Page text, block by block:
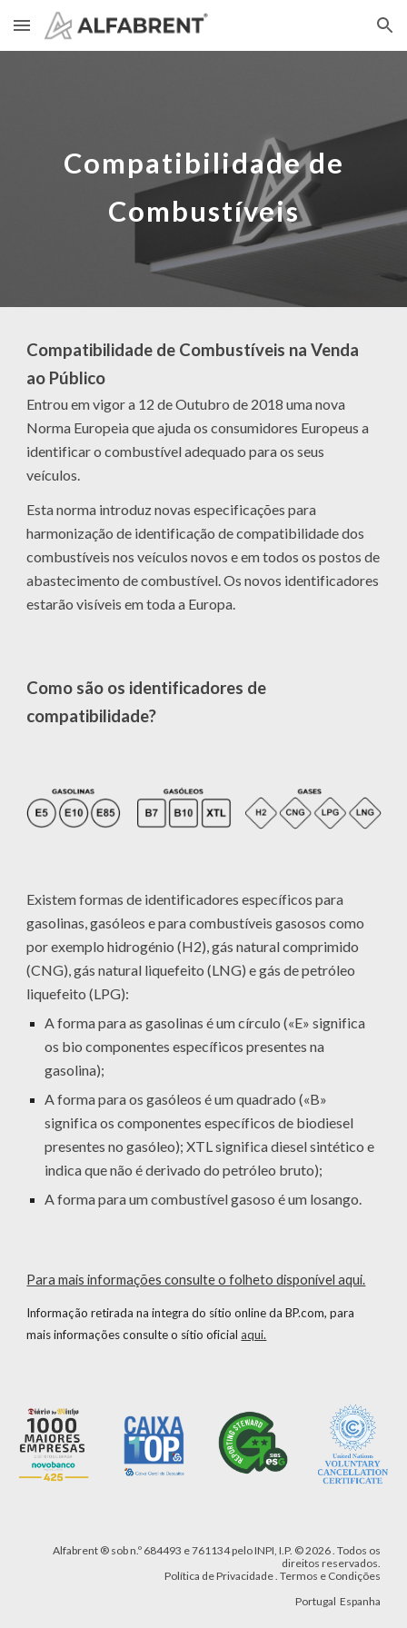
Skip to main content Skip to navigation
Compatibilidade de
Combustíveis
Compatibilidade de Combustíveis na Venda
ao Público
Entrou em vigor a 12 de Outubro de 2018 uma nova
Norma Europeia que ajuda os consumidores Europeus a
identificar o combustível adequado para os seus
veículos.
Esta norma introduz novas especificações para
harmonização de identificação de compatibilidade dos
combustíveis nos veículos novos e em todos os postos de
abastecimento de combustível. Os novos identificadores
estarão visíveis em toda a Europa.
Como são os identificadores de
compatibilidade?
Existem formas de identificadores específicos para
gasolinas, gasóleos e para combustíveis gasosos como
por exemplo hidrogénio (H2), gás natural comprimido
(CNG), gás natural liquefeito (LNG) e gás de petróleo
liquefeito (LPG):
A forma para as gasolinas é um círculo («E» significa
os bio componentes específicos presentes na
gasolina);
A forma para os gasóleos é um quadrado («B»
significa os componentes específicos de biodiesel
presentes no gasóleo); XTL significa diesel sintético e
indica que não é derivado do petróleo bruto);
A forma para um combustível gasoso é um losango.
Para mais informações consulte o folheto disponível aqui.
Informação retirada na integra do sítio online da BP.com, para
mais informações consulte o sítio oficialaqui.
Alfabrent ® sob n.º 684493 e 761134pelo INPI, I.P. ©2026 . Todos os
direitos reservados.
Política de Privacidade. Termos e Condições
Portugal Espanha